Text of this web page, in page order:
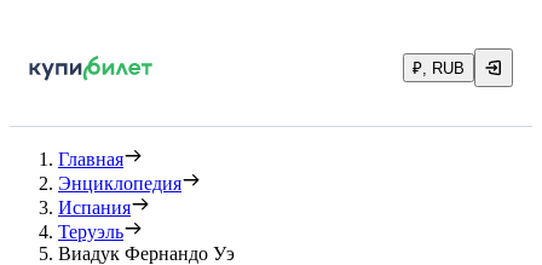
₽, RUB
Главная
Энциклопедия
Испания
Теруэль
Виадук Фернандо Уэ